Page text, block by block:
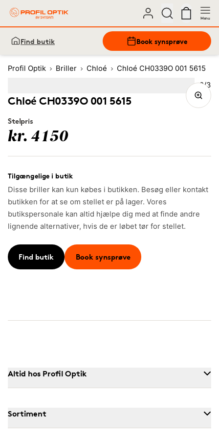
Menu
Find butik Book synsprøve
Profil Optik Briller Chloé Chloé CH0339O 001 5615
Chloé CH0339O 001 5615
Stelpris
kr. 4150
Tilgængelige i butik
Disse briller kan kun købes i butikken. Besøg eller kontakt
butikken for at se om stellet er på lager. Vores
butikspersonale kan altid hjælpe dig med at finde andre
lignende alternativer, hvis de er løbet tør for stellet.
Find butik Book synsprøve
2/3
3
Altid hos Profil Optik
Sortiment